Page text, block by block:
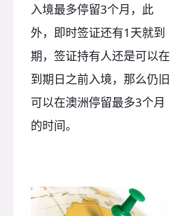
入境最多停留3个月，此
外，即时签证还有1天就到
期，签证持有人还是可以在
到期日之前入境，那么仍旧
可以在澳洲停留最多3个月
的时间。